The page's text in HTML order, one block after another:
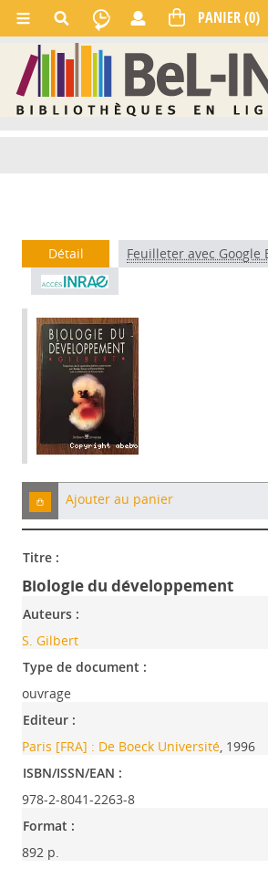
Détail Feuilleter avec Google
Ajouter au panier
Titre :
Biologie du développement
Auteurs :
S. Gilbert
Type de document :
ouvrage
Editeur :
Paris [FRA] : De Boeck Université, 1996
ISBN/ISSN/EAN :
978-2-8041-2263-8
Format :
892 p.